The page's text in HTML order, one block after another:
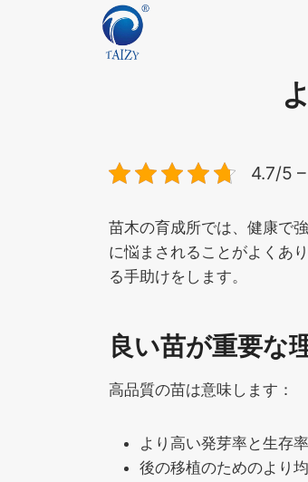
4.7/5
苗木の育成所では、健康で
に悩まされることがよくあ
る手助けをします。
良い苗が重要な
高品質の苗は意味します：
より高い発芽率と生存率
後の移植のためのより